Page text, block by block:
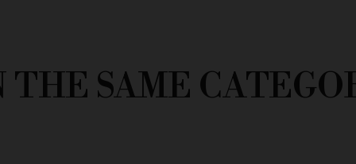
THE SAME